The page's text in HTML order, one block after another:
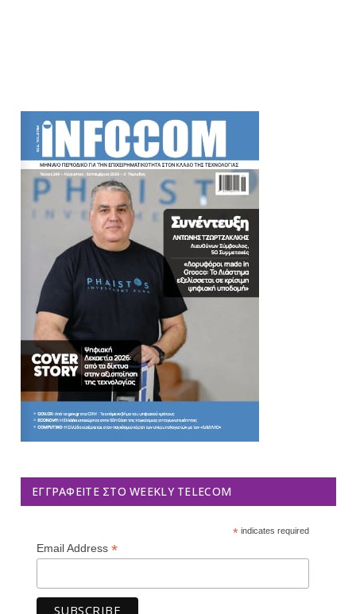
ΕΓΓΡΑΦΕΊΤΕ ΣΤΟ WEEKLY TELECOM
*indicates required
Email Address *